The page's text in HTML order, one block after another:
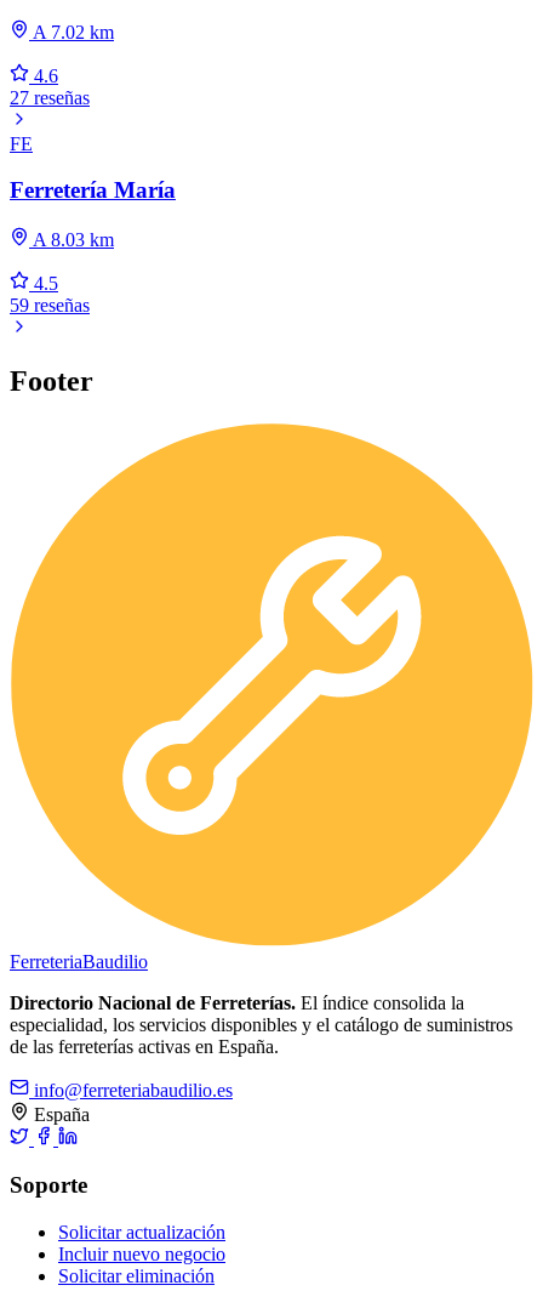
A 7.02 km
4.6
27 reseñas
FE
Ferretería María
A 8.03 km
4.5
59 reseñas
Footer
FerreteriaBaudilio
Directorio Nacional de Ferreterías. El índice consolida la
especialidad, los servicios disponibles y el catálogo de suministros
de las ferreterías activas en España.
info@ferreteriabaudilio.es
España
Soporte
Solicitar actualización
Incluir nuevo negocio
Solicitar eliminación